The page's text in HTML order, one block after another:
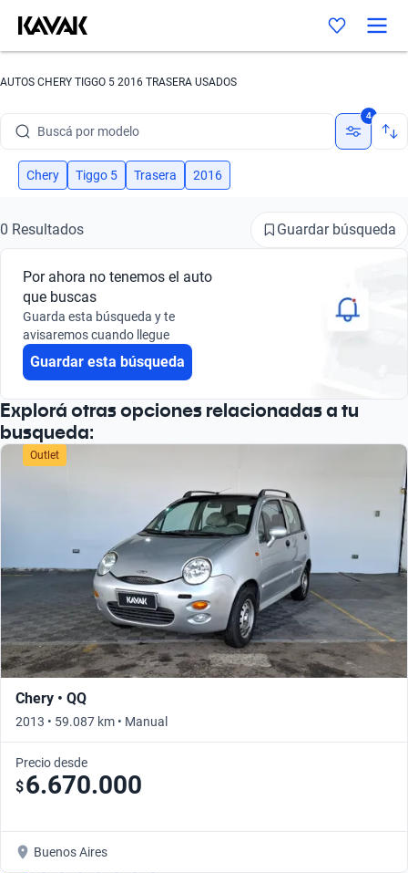
AUTOS CHERY TIGGO 5 2016 TRASERA USADOS
Buscá por modelo
Buscá por versión
Buscá por marca
Buscá por modelo
Buscá por versión
4
Chery Tiggo 5 Trasera 2016
0 Resultados Guardar búsqueda
Por ahora no tenemos el auto
que buscas
Guarda esta búsqueda y te
avisaremos cuando llegue
Guardar esta búsqueda
Explorá otras opciones relacionadas a tu
busqueda:
Outlet
Chery • QQ
2013 • 59.087 km • Manual
Precio desde
$6.670.000
Buenos Aires